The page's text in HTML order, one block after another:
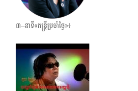
៣–នាទី«តន្ត្រីប្រចាំថ្ងៃ»៖